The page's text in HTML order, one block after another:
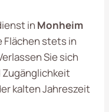
in Monheim
Flächen stets in
Sie sich
Zugänglichkeit
kalten Jahreszeit